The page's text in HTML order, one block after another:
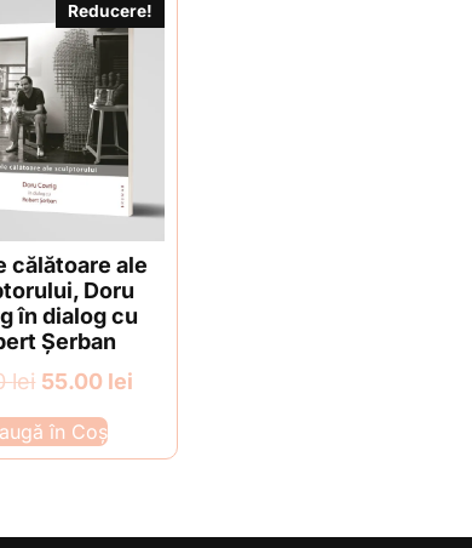
Reducere!
călătoare ale
Doru
în dialog cu
Șerban
lei Prețul
inițial
a
55.00 lei
este:
în Coș